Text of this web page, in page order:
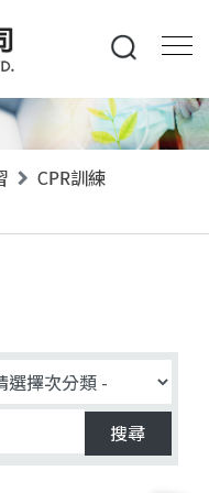
CPR訓練
搜尋